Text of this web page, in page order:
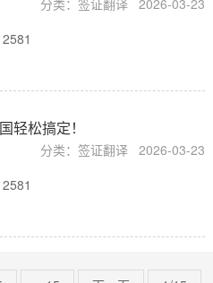
分类：签证翻译
2026-03-23
轻松搞定！
分类：签证翻译
2026-03-23